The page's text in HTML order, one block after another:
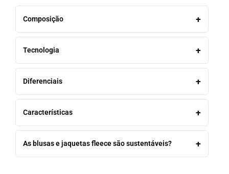
Composição
Tecnologia
Diferenciais
Características
As blusas e jaquetas fleece são sustentáveis?